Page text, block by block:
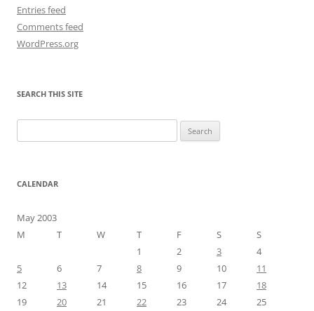
Entries feed
Comments feed
WordPress.org
SEARCH THIS SITE
for:
CALENDAR
May 2003
M
T W T F S
S
1
2 3
4
5
6 7 8 9 10
11
12
13 14 15 16 17
18
19
20 21 22 23 24
25